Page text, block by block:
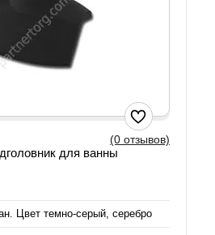
(0 отзывов)
для ванны
Цвет темно-серый, серебро